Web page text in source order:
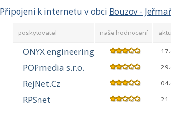
Připojení k internetu v obci Bouzov -
poskytovatel naše hodnocení
ONYX engineering
POPmedia s.r.o.
RejNet.Cz
RPSnet